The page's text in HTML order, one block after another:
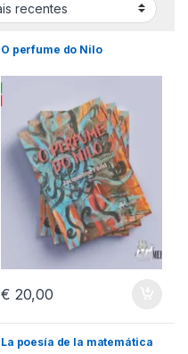
O perfume do Nilo
€ 20,00
La poesía de la matemática